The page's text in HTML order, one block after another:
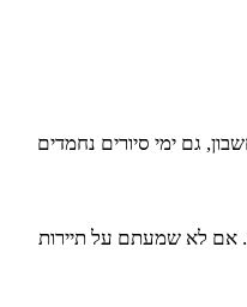
גם ימי סיורים נחמדים
אם לא שמעתם על תיירות